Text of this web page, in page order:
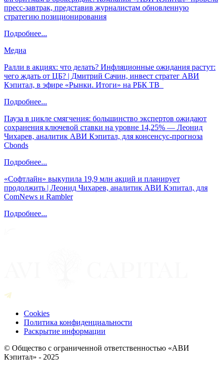
пресс-завтрак, представив журналистам обновленную
стратегию позиционирования
Подробнее...
Медиа
Ралли в акциях: что делать? Инфляционные ожидания растут:
чего ждать от ЦБ? | Дмитрий Сачин, инвест стратег АВИ
Кэпитал, в эфире «Рынки. Итоги» на РБК ТВ
Подробнее...
Пауза в цикле смягчения: большинство экспертов ожидают
сохранения ключевой ставки на уровне 14,25% — Леонид
Чихарев, аналитик АВИ Кэпитал, для консенсус-прогноза
Cbonds
Подробнее...
«Софтлайн» выкупила 19,9 млн акций и планирует
продолжить | Леонид Чихарев, аналитик АВИ Кэпитал, для
ComNews и Rambler
Подробнее...
Cookies
Политика конфиденциальности
Раскрытие информации
© Общество с ограниченной ответственностью «АВИ
Кэпитал» - 2025